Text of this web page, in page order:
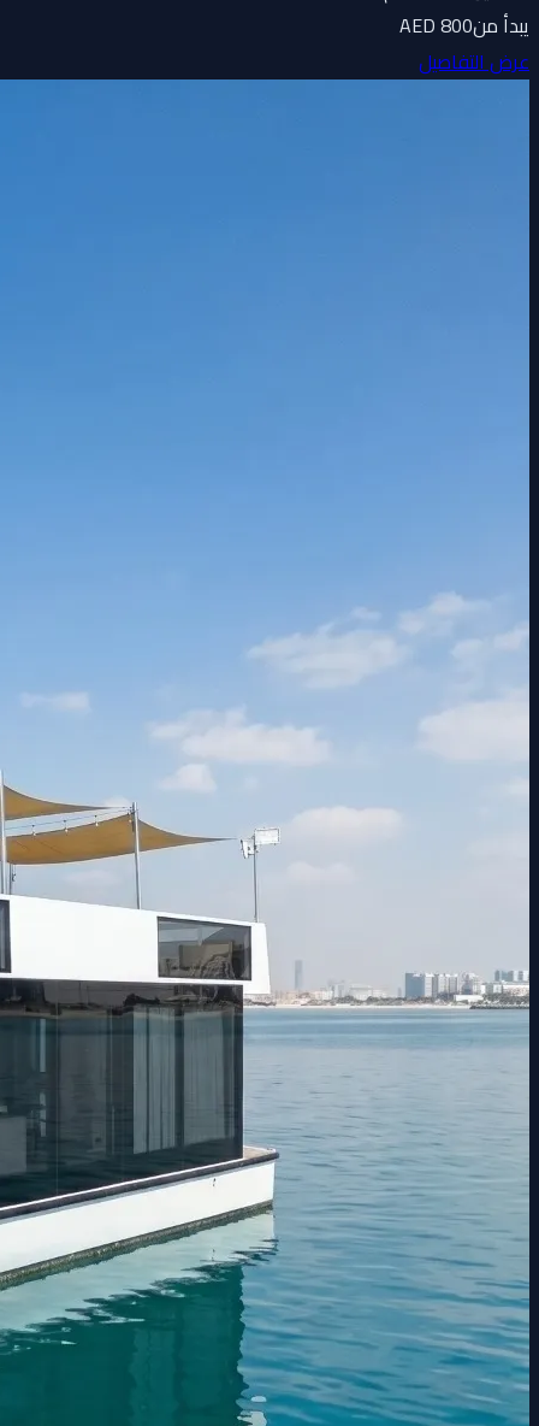
يبدأ من800 AED
عرض التفاصيل